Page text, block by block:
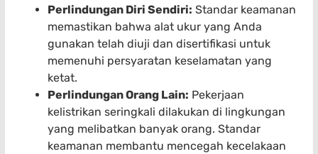
Perlindungan Diri Sendiri: Standar keamanan
memastikan bahwa alat ukur yang Anda
gunakan telah diuji dan disertifikasi untuk
memenuhi persyaratan keselamatan yang
ketat.
Perlindungan Orang Lain: Pekerjaan
kelistrikan seringkali dilakukan di lingkungan
yang melibatkan banyak orang. Standar
keamanan membantu mencegah kecelakaan